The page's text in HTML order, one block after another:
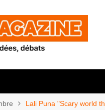
Lali Puna "Scary world